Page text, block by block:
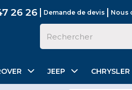
26 26 Demande de devis Nous
JEEP CHRYSLER